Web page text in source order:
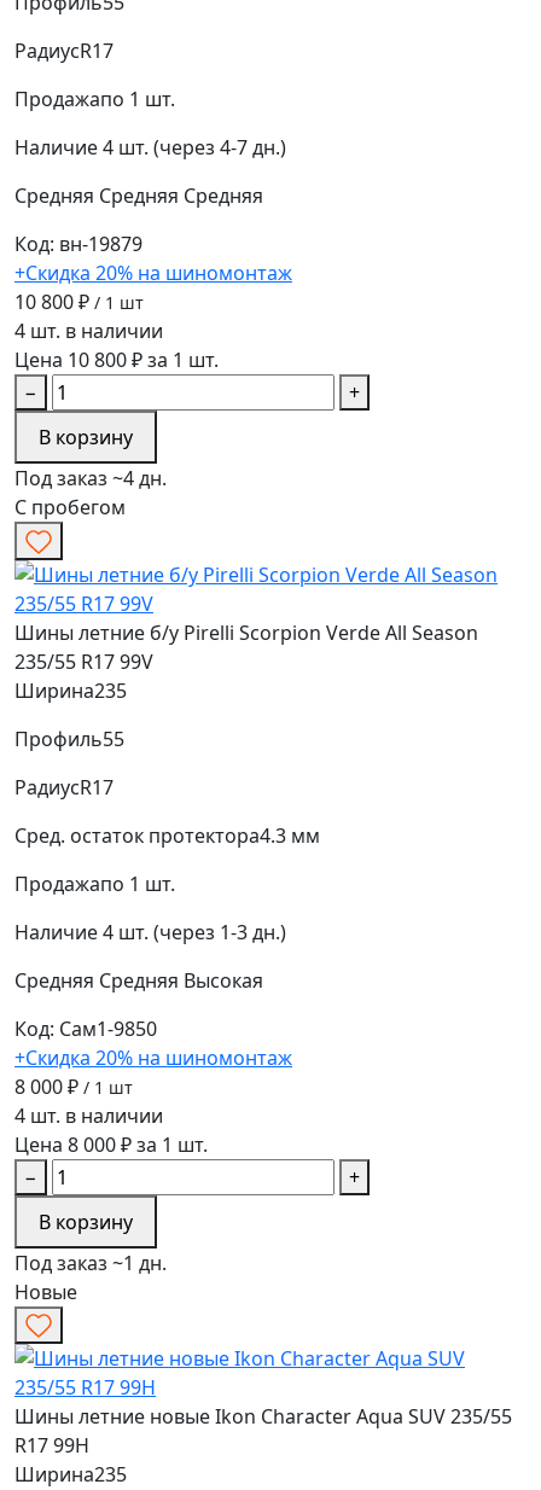
РадиусR17
Продажапо 1 шт.
Наличие4 шт. (через 4-7 дн.)
Средняя Средняя Средняя
Код: вн-19879
+Скидка 20% на шиномонтаж
10 800 ₽ / 1 шт
4 шт. в наличии
Цена 10 800 ₽ за 1 шт.
−
+
В корзину
Под заказ ~4 дн.
С пробегом
Шины летние б/у Pirelli Scorpion Verde All Season
235/55 R17 99V
Ширина235
Профиль55
РадиусR17
Сред. остаток протектора4.3 мм
Продажапо 1 шт.
Наличие4 шт. (через 1-3 дн.)
Средняя Средняя Высокая
Код: Сам1-9850
+Скидка 20% на шиномонтаж
8 000 ₽ / 1 шт
4 шт. в наличии
Цена 8 000 ₽ за 1 шт.
−
+
В корзину
Под заказ ~1 дн.
Новые
Шины летние новые Ikon Character Aqua SUV 235/55
R17 99H
Ширина235